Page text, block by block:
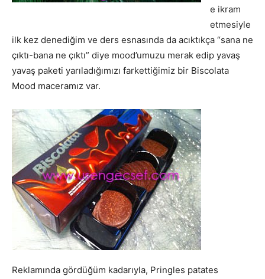
e ikram
etmesiyle
ilk kez denediğim ve ders esnasında da acıktıkça “sana ne
çıktı-bana ne çıktı” diye mood’umuzu merak edip yavaş
yavaş paketi yarıladığımızı farkettiğimiz bir Biscolata
Mood maceramız var.
Reklamında gördüğüm kadarıyla, Pringles patates